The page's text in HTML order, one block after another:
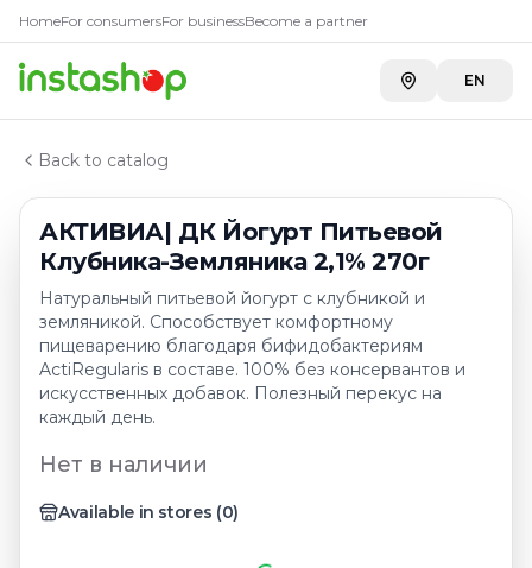
HomeFor consumersFor businessBecome a partner
EN
Back to catalog
АКТИВИА| ДК Йогурт Питьевой
Клубника-Земляника 2,1% 270г
Натуральный питьевой йогурт с клубникой и
земляникой. Способствует комфортному
пищеварению благодаря бифидобактериям
ActiRegularis в составе. 100% без консервантов и
искусственных добавок. Полезный перекус на
каждый день.
Нет в наличии
Available in stores (0)
Главная
Каталог
Йогурты питьевые
АКТИВИА| ДК Йогурт Питьевой Клубника-Земляника